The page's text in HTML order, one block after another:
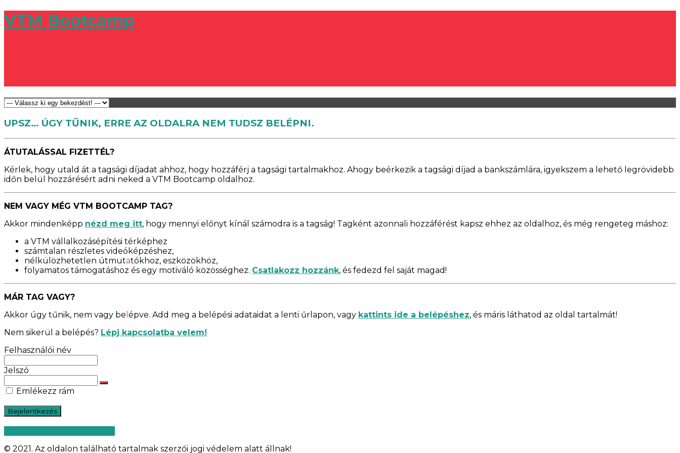
VTM Bootcamp
UPSZ… ÚGY TŰNIK, ERRE AZ OLDALRA NEM TUDSZ BELÉPNI.
ÁTUTALÁSSAL FIZETTÉL?
Kérlek, hogy utald át a tagsági díjadat ahhoz, hogy hozzáférj a tagsági tartalmakhoz. Ahogy beérkezik a tagsági díjad a bankszámlára, igyekszem a lehető legrövidebb
időn belül hozzárésért adni neked a VTM Bootcamp oldalhoz.
NEM VAGY MÉG VTM BOOTCAMP TAG?
Akkor mindenképp nézd meg itt, hogy mennyi előnyt kínál számodra is a tagság! Tagként azonnali hozzáférést kapsz ehhez az oldalhoz, és még rengeteg máshoz:
a VTM vállalkozásépítési térképhez
számtalan részletes videóképzéshez,
nélkülözhetetlen útmutatókhoz, eszközökhöz,
folyamatos támogatáshoz és egy motiváló közösséghez. Csatlakozz hozzánk, és fedezd fel saját magad!
MÁR TAG VAGY?
Akkor úgy tűnik, nem vagy be épve. Add meg a belépési adataidat a lenti űrlapon, vagy kattints ide a belépéshez, és máris láthatod az oldal tartalmát!
Nem sikerül a belépés? Lépj kapcsolatba velem!
Felhasználói név
Jelszó
Emlékezz rám
© 2021. Az oldalon található tartalmak szerzői jogi védelem alatt állnak!